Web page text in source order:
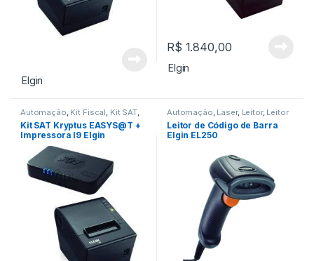
Elgin
R$ 1.840,00
Elgin
Automação, Kit Fiscal, Kit SAT,
Tecnologia Fiscal
Kit SAT Kryptus EASYS@T +
Impressora I9 Elgin
Automação, Laser, Leitor, Leitor
de Código de Barra
Leitor de Código de Barra
Elgin EL250